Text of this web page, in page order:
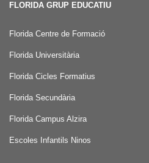
FLORIDA GRUP EDUCATIU
Florida Centre de Formació
Florida Universitària
Florida Cicles Formatius
Florida Secundària
Florida Campus Alzira
Escoles Infantils Ninos